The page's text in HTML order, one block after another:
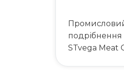
подрібнення
STvega Meat